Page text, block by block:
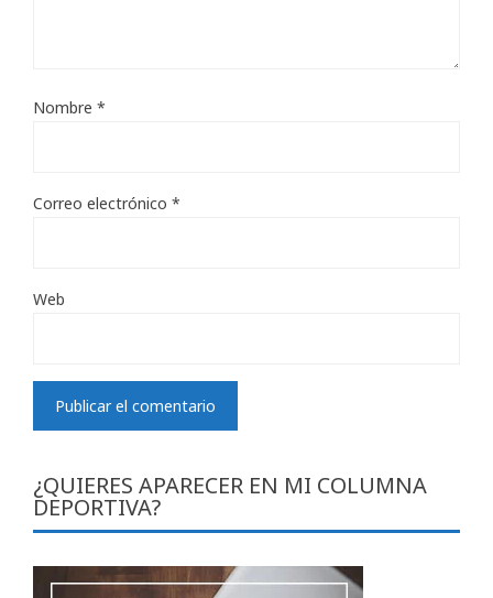
Nombre *
Correo electrónico *
Web
¿QUIERES APARECER EN MI COLUMNA
DEPORTIVA?